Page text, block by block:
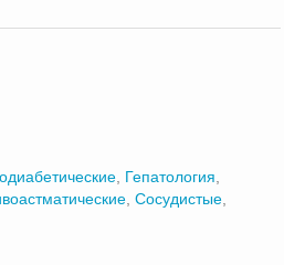
Гепатология
Сосудистые